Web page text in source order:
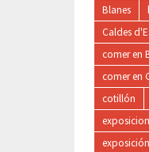
Blanes
Caldes
comer en
comer en
cotillón